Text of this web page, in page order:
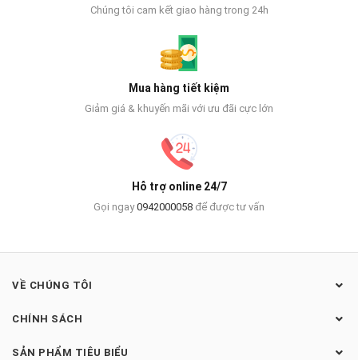
Chúng tôi cam kết giao hàng trong 24h
Mua hàng tiết kiệm
Giảm giá & khuyến mãi với ưu đãi cực lớn
Hỗ trợ online 24/7
Gọi ngay0942000058 để được tư vấn
VỀ CHÚNG TÔI
CHÍNH SÁCH
SẢN PHẨM TIÊU BIỂU